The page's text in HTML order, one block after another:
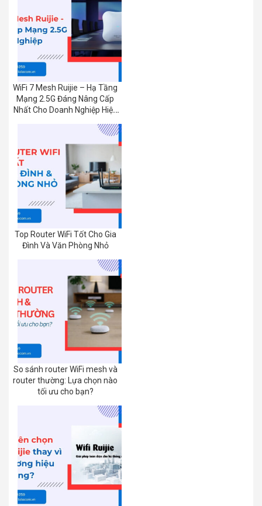
WiFi 7 Mesh Ruijie – Hạ Tầng
Mạng 2.5G Đáng Nâng Cấp
Nhất Cho Doanh Nghiệp Hiện
Top Router WiFi Tốt Cho Gia
Đình Và Văn Phòng Nhỏ
So sánh router WiFi mesh và
router thường: Lựa chọn nào
tối ưu cho bạn?